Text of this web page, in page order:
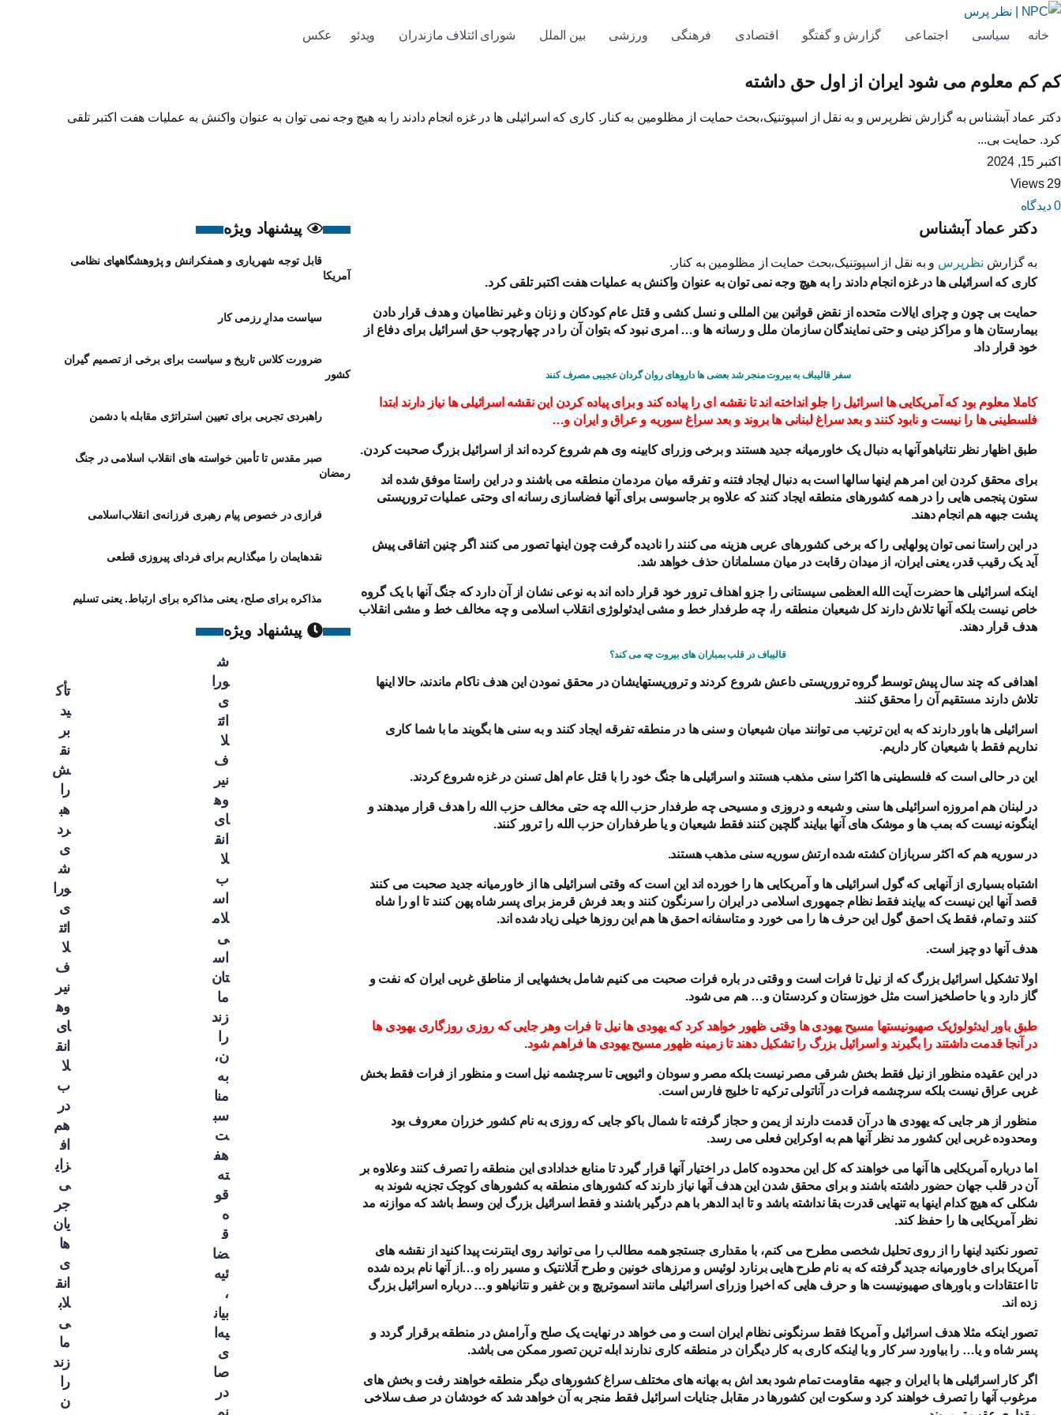
خانه سیاسی اجتماعی گزارش و گفتگو اقتصادی فرهنگی ورزشی بین الملل شورای ائتلاف مازندران ویدئو عکس
کم کم معلوم می شود ایران از اول حق داشته
دکتر عماد آبشناس به گزارش نظرپرس و به نقل از اسپوتنیک،بحث حمایت از مظلومین به کنار. کاری که اسرائیلی ها در غزه انجام دادند را به هیچ وجه نمی توان به عنوان واکنش به عملیات هفت اکتبر تلقی
کرد. حمایت بی...
اکتبر 15, 2024
29 Views
0 دیدگاه
دکتر عماد آبشناس
به گزارش نظرپرس و به نقل از اسپوتنیک،بحث حمایت از مظلومین به کنار.
کاری که اسرائیلی ها در غزه انجام دادند را به هیچ وجه نمی توان به عنوان واکنش به عملیات هفت اکتبر تلقی کرد.
حمایت بی چون و چرای ایالات متحده از نقض قوانین بین المللی و نسل کشی و قتل عام کودکان و زنان و غیر نظامیان و هدف قرار دادن
بیمارستان ها و مراکز دینی و حتی نمایندگان سازمان ملل و رسانه ها و… امری نبود که بتوان آن را در چهارچوب حق اسرائیل برای دفاع از
خود قرار داد.
سفر قالیباف به بیروت منجر شد بعضی ها داروهای روان گردان عجیبی مصرف کنند
کاملا معلوم بود که آمریکایی ها اسرائیل را جلو انداخته اند تا نقشه ای را پیاده کند و برای پیاده کردن این نقشه اسرائیلی ها نیاز دارند ابتدا
فلسطینی ها را نیست و نابود کنند و بعد سراغ لبنانی ها بروند و بعد سراغ سوریه و عراق و ایران و…
طبق اظهار نظر نتانیاهو آنها به دنبال یک خاورمیانه جدید هستند و برخی وزرای کابینه وی هم شروع کرده اند از اسرائیل بزرگ صحبت کردن.
برای محقق کردن این امر هم اینها سالها است به دنبال ایجاد فتنه و تفرقه میان مردمان منطقه می باشند و در این راستا موفق شده اند
ستون پنجمی هایی را در همه کشورهای منطقه ایجاد کنند که علاوه بر جاسوسی برای آنها فضاسازی رسانه ای وحتی عملیات تروریستی
پشت جبهه هم انجام دهند.
در این راستا نمی توان پولهایی را که برخی کشورهای عربی هزینه می کنند را نادیده گرفت چون اینها تصور می کنند اگر چنین اتفاقی پیش
آید یک رقیب قدر، یعنی ایران، از میدان رقابت در میان مسلمانان حذف خواهد شد.
اینکه اسرائیلی ها حضرت آیت الله العظمی سیستانی را جزو اهداف ترور خود قرار داده اند به نوعی نشان از آن دارد که جنگ آنها با یک گروه
خاص نیست بلکه آنها تلاش دارند کل شیعیان منطقه را، چه طرفدار خط و مشی ایدئولوژی انقلاب اسلامی و چه مخالف خط و مشی انقلاب
هدف قرار دهند.
قالیباف در قلب بمباران های بیروت چه می کند؟
اهدافی که چند سال پیش توسط گروه تروریستی داعش شروع کردند و تروریستهایشان در محقق نمودن این هدف ناکام ماندند، حالا اینها
تلاش دارند مستقیم آن را محقق کنند.
اسرائیلی ها باور دارند که به این ترتیب می توانند میان شیعیان و سنی ها در منطقه تفرقه ایجاد کنند و به سنی ها بگویند ما با شما کاری
نداریم فقط با شیعیان کار داریم.
این در حالی است که فلسطینی ها اکثرا سنی مذهب هستند و اسرائیلی ها جنگ خود را با قتل عام اهل تسنن در غزه شروع کردند.
در لبنان هم امروزه اسرائیلی ها سنی و شیعه و دروزی و مسیحی چه طرفدار حزب الله چه حتی مخالف حزب الله را هدف قرار میدهند و
اینگونه نیست که بمب ها و موشک های آنها بیایند گلچین کنند فقط شیعیان و یا طرفداران حزب الله را ترور کنند.
در سوریه هم که اکثر سربازان کشته شده ارتش سوریه سنی مذهب هستند.
اشتباه بسیاری از آنهایی که گول اسرائیلی ها و آمریکایی ها را خورده اند این است که وقتی اسرائیلی ها از خاورمیانه جدید صحبت می کنند
قصد آنها این نیست که بیایند فقط نظام جمهوری اسلامی در ایران را سرنگون کنند و بعد فرش قرمز برای پسر شاه پهن کنند تا او را شاه
کنند و تمام، فقط یک احمق گول این حرف ها را می خورد و متاسفانه احمق ها هم این روزها خیلی زیاد شده اند.
هدف آنها دو چیز است.
اولا تشکیل اسرائیل بزرگ که از نیل تا فرات است و وقتی در باره فرات صحبت می کنیم شامل بخشهایی از مناطق غربی ایران که نفت و
گاز دارد و یا حاصلخیز است مثل خوزستان و کردستان و… هم می شود.
طبق باور ایدئولوژیک صهیونیستها مسیح یهودی ها وقتی ظهور خواهد کرد که یهودی ها نیل تا فرات وهر جایی که روزی روزگاری یهودی ها
در آنجا قدمت داشتند را بگیرند و اسرائیل بزرگ را تشکیل دهند تا زمینه ظهور مسیح یهودی ها فراهم شود.
در این عقیده منظور از نیل فقط بخش شرقی مصر نیست بلکه مصر و سودان و اثیوپی تا سرچشمه نیل است و منظور از فرات فقط بخش
غربی عراق نیست بلکه سرچشمه فرات در آناتولی ترکیه تا خلیج فارس است.
منظور از هر جایی که یهودی ها در آن قدمت دارند از یمن و حجاز گرفته تا شمال باکو جایی که روزی به نام کشور خزران معروف بود
ومحدوده غربی این کشور مد نظر آنها هم به اوکراین فعلی می رسد.
اما درباره آمریکایی ها آنها می خواهند که کل این محدوده کامل در اختیار آنها قرار گیرد تا منابع خدادادی این منطقه را تصرف کنند وعلاوه بر
آن در قلب جهان حضور داشته باشند و برای محقق شدن این هدف آنها نیاز دارند که کشورهای منطقه به کشورهای کوچک تجزیه شوند به
شکلی که هیچ کدام اینها به تنهایی قدرت بقا نداشته باشد و تا ابد الدهر با هم درگیر باشند و فقط اسرائیل بزرگ این وسط باشد که موازنه مد
نظر آمریکایی ها را حفظ کند.
تصور نکنید اینها را از روی تحلیل شخصی مطرح می کنم، با مقداری جستجو همه مطالب را می توانید روی اینترنت پیدا کنید از نقشه های
آمریکا برای خاورمیانه جدید گرفته که به نام طرح هایی برنارد لوئیس و مرزهای خونین و طرح آتلانتیک و مسیر راه و…از آنها نام برده شده
تا اعتقادات و باورهای صهیونیست ها و حرف هایی که اخیرا وزرای اسرائیلی مانند اسموتریچ و بن غفیر و نتانیاهو و… درباره اسرائیل بزرگ
زده اند.
تصور اینکه مثلا هدف اسرائیل و آمریکا فقط سرنگونی نظام ایران است و می خواهد در نهایت یک صلح و آرامش در منطقه برقرار گردد و
پسر شاه و یا… را بیاورد سر کار و یا اینکه کاری به کار دیگران در منطقه کاری ندارند ابله ترین تصور ممکن می باشد.
اگر کار اسرائیلی ها با ایران و جبهه مقاومت تمام شود بعد اش به بهانه های مختلف سراغ کشورهای دیگر منطقه خواهند رفت و بخش های
مرغوب آنها را تصرف خواهند کرد و سکوت این کشورها در مقابل جنایات اسرائیل فقط منجر به آن خواهد شد که خودشان در صف سلاخی
پیشنهاد ویژه
قابل توجه شهریاری و همفکرانش و پژوهشگاههای نظامی
آمریکا
سیاست مدارِ رزمی کار
ضرورت کلاس تاریخ و سیاست برای برخی از تصمیم گیران
کشور
راهبردی تجربی برای تعیین استراتژی مقابله با دشمن
صبر مقدس تا تأمین خواسته های انقلاب اسلامی در جنگ
رمضان
فرازی در خصوص پیام رهبری فرزانه‌ی انقلاب‌اسلامی
نقدهایمان را میگذاریم برای فردای پیروزی قطعی
مذاکره برای صلح، یعنی مذاکره برای ارتباط. یعنی تسلیم
پیشنهاد ویژه
ش
ورا
ی
ائت
لا
ف
نیر
وه
ای
انق
لا
ب
اس
لام
ی
اس
تان
ما
زند
را
ن،
به
منا
سب
ت
هف
ته
قو
ه
ق
ضا
ئیه
،
بیان
یه‌ا
ی
صا
در
نم
تأک
ید
بر
نق
ش
را
هب
رد
ی
ش
ورا
ی
ائت
لا
ف
نیر
وه
ای
انق
لا
ب
در
هم‌
اف
زای
ی
جر
یان‌
ها
ی
انق
لاب
ی
ما
زند
را
ن